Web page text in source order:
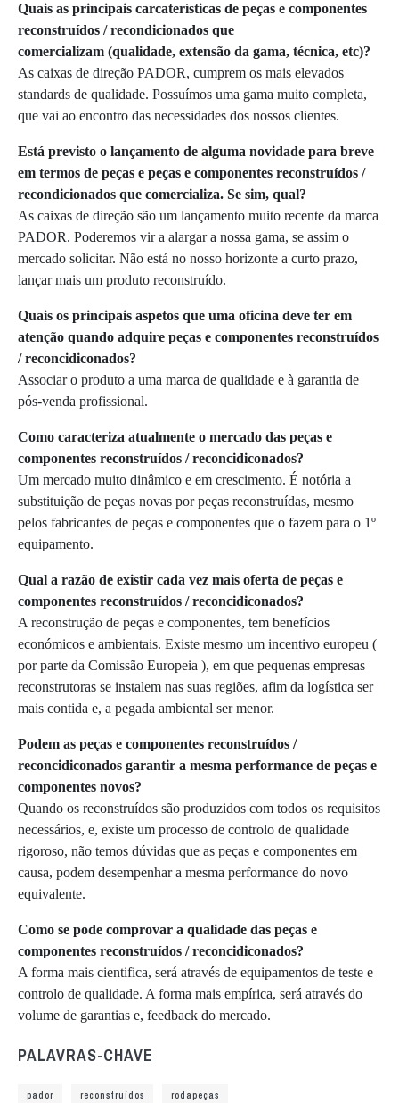
Quais as principais carcaterísticas de peças e componentes
reconstruídos / recondicionados que
comercializam (qualidade, extensão da gama, técnica, etc)?
As caixas de direção PADOR, cumprem os mais elevados
standards de qualidade. Possuímos uma gama muito completa,
que vai ao encontro das necessidades dos nossos clientes.
Está previsto o lançamento de alguma novidade para breve
em termos de peças e peças e componentes reconstruídos /
recondicionados que comercializa. Se sim, qual?
As caixas de direção são um lançamento muito recente da marca
PADOR. Poderemos vir a alargar a nossa gama, se assim o
mercado solicitar. Não está no nosso horizonte a curto prazo,
lançar mais um produto reconstruído.
Quais os principais aspetos que uma oficina deve ter em
atenção quando adquire peças e componentes reconstruídos
/ reconcidiconados?
Associar o produto a uma marca de qualidade e à garantia de
pós-venda profissional.
Como caracteriza atualmente o mercado das peças e
componentes reconstruídos / reconcidiconados?
Um mercado muito dinâmico e em crescimento. É notória a
substituição de peças novas por peças reconstruídas, mesmo
pelos fabricantes de peças e componentes que o fazem para o 1º
equipamento.
Qual a razão de existir cada vez mais oferta de peças e
componentes reconstruídos / reconcidiconados?
A reconstrução de peças e componentes, tem benefícios
económicos e ambientais. Existe mesmo um incentivo europeu (
por parte da Comissão Europeia ), em que pequenas empresas
reconstrutoras se instalem nas suas regiões, afim da logística ser
mais contida e, a pegada ambiental ser menor.
Podem as peças e componentes reconstruídos /
reconcidiconados garantir a mesma performance de peças e
componentes novos?
Quando os reconstruídos são produzidos com todos os requisitos
necessários, e, existe um processo de controlo de qualidade
rigoroso, não temos dúvidas que as peças e componentes em
causa, podem desempenhar a mesma performance do novo
equivalente.
Como se pode comprovar a qualidade das peças e
componentes reconstruídos / reconcidiconados?
A forma mais cientifica, será através de equipamentos de teste e
controlo de qualidade. A forma mais empírica, será através do
volume de garantias e, feedback do mercado.
PALAVRAS-CHAVE
pador reconstruídos rodapeças